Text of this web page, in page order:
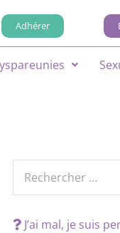
Adhérer
J’ai mal, je suis